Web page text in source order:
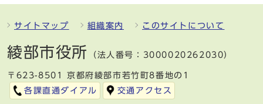
サイトマップ 組織案内 このサイトについて
綾部市役所 （法人番号：3000020262030）
〒623-8501 京都府綾部市若竹町8番地の1
各課直通ダイアル
交通アクセス